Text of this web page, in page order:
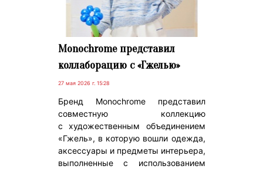
Monochrome представил
коллаборацию с «Гжелью»
27 мая 2026 г. 15:28
Бренд Monochrome представил
совместную коллекцию
с художественным объединением
«Гжель», в которую вошли одежда,
аксессуары и предметы интерьера,
выполненные с использованием